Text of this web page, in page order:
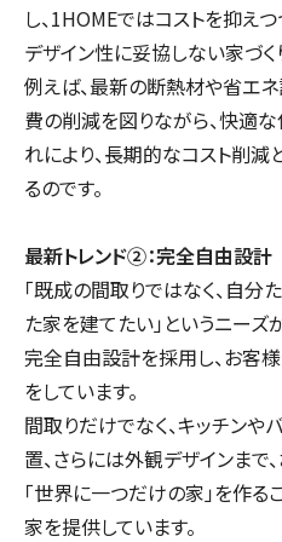
し、1HOMEではコストを抑え
デザイン性に妥協しない家づく
例えば、最新の断熱材や省エ
費の削減を図りながら、快適
れにより、長期的なコスト削
るのです。
最新トレンド②：完全自由設計
「既成の間取りではなく、自分
た家を建てたい」というニーズ
完全自由設計を採用し、お客
をしています。
間取りだけでなく、キッチンや
置、さらには外観デザインまで
「世界に一つだけの家」を作る
家を提供しています。